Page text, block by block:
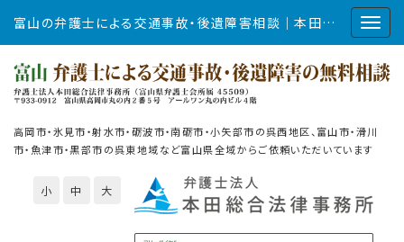
富山の弁護士による交通事故・後遺障害相談｜本田総合法律事務所
高岡市・氷見市・射水市・砺波市・南砺市・小矢部市の呉西地区、富山市・滑川
市・魚津市・黒部市の呉東地域など富山県全域からご依頼いただいています
小 中 大